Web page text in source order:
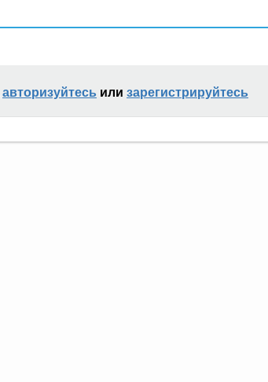
авторизуйтесь или зарегистрируйтесь